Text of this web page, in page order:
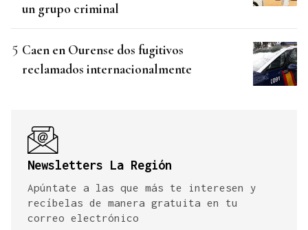
un grupo criminal
Caen en Ourense dos fugitivos
reclamados internacionalmente
Newsletters La Región
Apúntate a las que más te interesen y
recíbelas de manera gratuita en tu
correo electrónico